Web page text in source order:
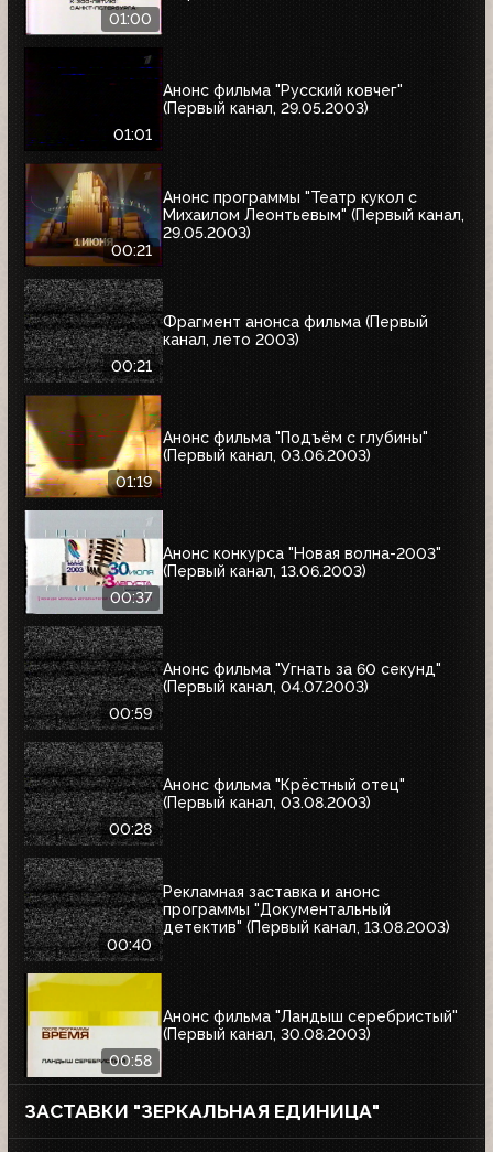
01:00
01:01
Анонс фильма "Русский ковчег"
(Первый канал, 29.05.2003)
00:21
Анонс программы "Театр кукол с
Михаилом Леонтьевым" (Первый канал,
29.05.2003)
00:21
Фрагмент анонса фильма (Первый
канал, лето 2003)
01:19
Анонс фильма "Подъём с глубины"
(Первый канал, 03.06.2003)
00:37
Анонс конкурса "Новая волна-2003"
(Первый канал, 13.06.2003)
00:59
Анонс фильма "Угнать за 60 секунд"
(Первый канал, 04.07.2003)
00:28
Анонс фильма "Крёстный отец"
(Первый канал, 03.08.2003)
00:40
Рекламная заставка и анонс
программы "Документальный
детектив" (Первый канал, 13.08.2003)
00:58
Анонс фильма "Ландыш серебристый"
(Первый канал, 30.08.2003)
ЗАСТАВКИ "ЗЕРКАЛЬНАЯ ЕДИНИЦА"